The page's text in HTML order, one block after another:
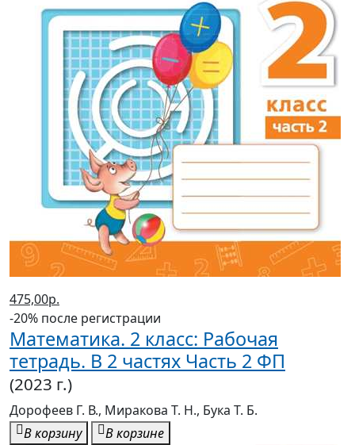
-20% после регистрации
Математика. 2 класс: Рабочая
(2023 г.)
Дорофеев Г. В., Миракова Т. Н., Бука Т. Б.
В корзину
В корзине